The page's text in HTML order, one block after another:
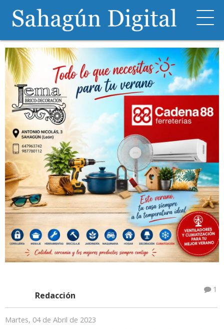
Redacción
1
Martes, 04 de Abril de 2023